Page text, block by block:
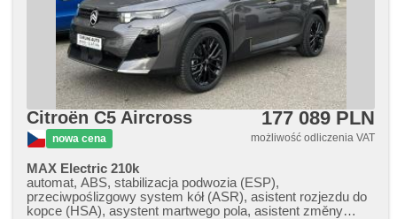
Citroën C5 Aircross
nowa cena
177 089 PLN
możliwość odliczenia VAT
MAX Electric 210k
automat, ABS, stabilizacja podwozia (ESP),
przeciwpoślizgowy system kół (ASR), asistent rozjezdu do
kopce (HSA), asystent martwego pola, asistent změny